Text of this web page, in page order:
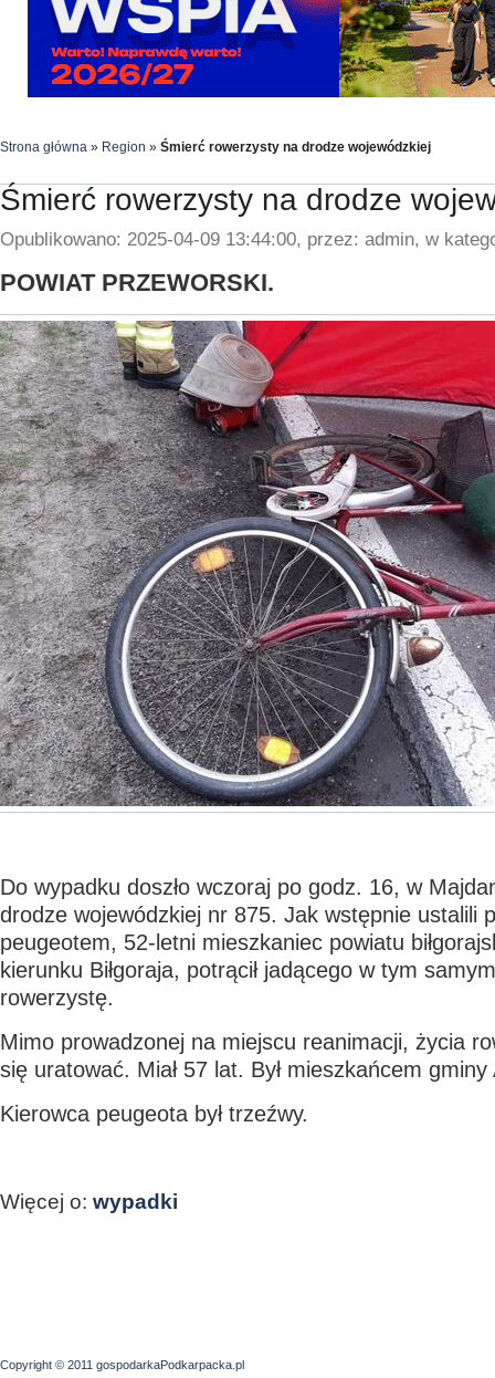
Strona główna » Region » Śmierć rowerzysty na drodze wojewódzkiej
Śmierć rowerzysty na drodze
Opublikowano: 2025-04-09 13:44:00, przez: admin, w
POWIAT PRZEWORSKI.
Do wypadku doszło wczoraj po godz. 16, w
drodze wojewódzkiej nr 875. Jak wstępnie ustalili
peugeotem, 52-letni mieszkaniec powiatu
kierunku Biłgoraja, potrącił jadącego w tym
rowerzystę.
Mimo prowadzonej na miejscu reanimacji, życia
się uratować. Miał 57 lat. Był mieszkańcem
Kierowca peugeota był trzeźwy.
Więcej o: wypadki
Copyright © 2011 gospodarkaPodkarpacka.pl